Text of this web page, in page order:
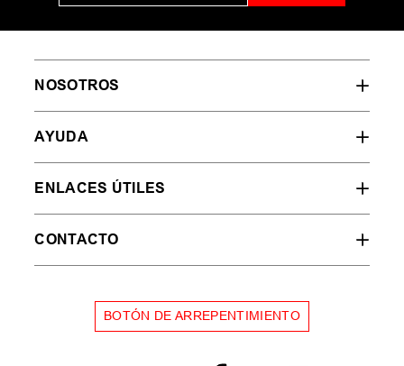
NOSOTROS
AYUDA
ENLACES ÚTILES
CONTACTO
BOTÓN DE ARREPENTIMIENTO